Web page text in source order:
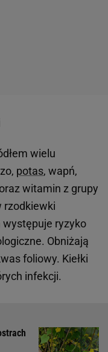
wielu
potas, wapń,
witamin z grupy
rzodkiewki
występuje ryzyko
Obniżają
foliowy. Kiełki
infekcji.